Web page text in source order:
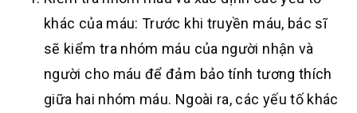
khác của máu: Trước khi truyền máu, bác sĩ
sẽ kiểm tra nhóm máu của người nhận và
người cho máu để đảm bảo tính tương thích
giữa hai nhóm máu. Ngoài ra, các yếu tố khác